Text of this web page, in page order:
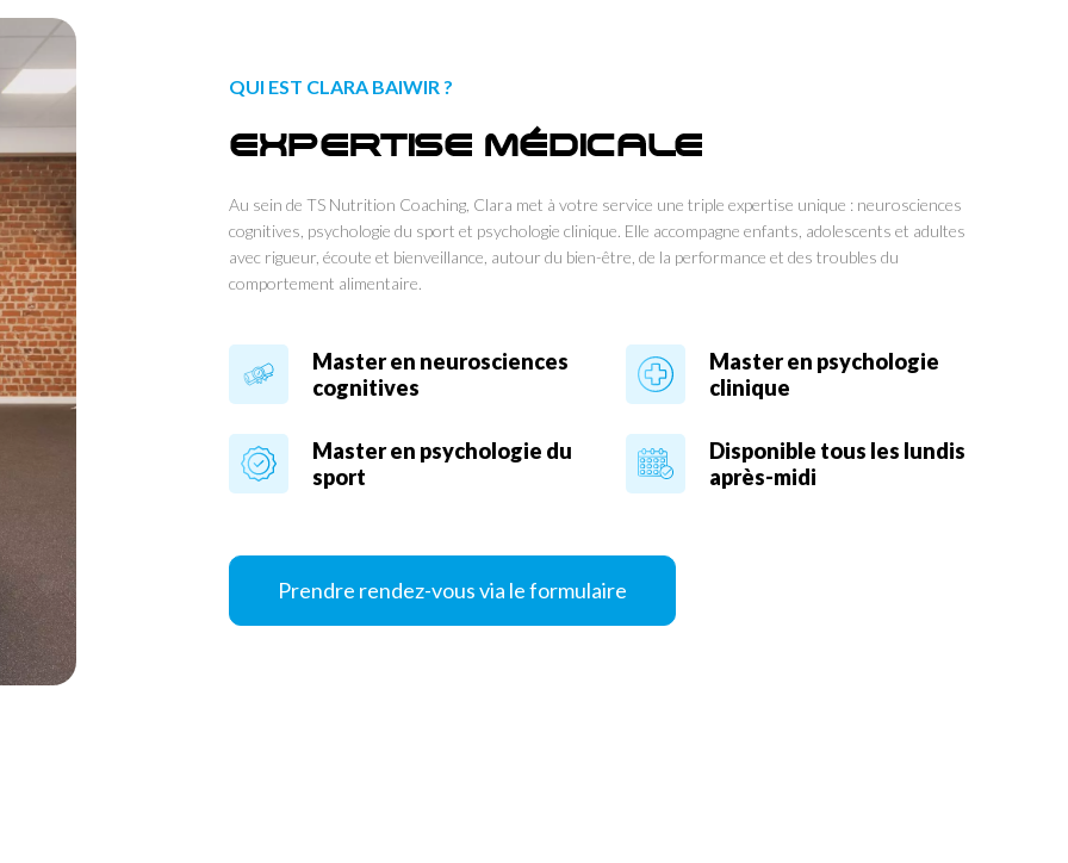
QUI EST CLARA BAIWIR ?
EXPERTISE MÉDICALE
Au sein de TS Nutrition Coaching, Clara met à votre service une triple expertise unique : neurosciences
cognitives, psychologie du sport et psychologie clinique. Elle accompagne enfants, adolescents et adultes
avec rigueur, écoute et bienveillance, autour du bien-être, de la performance et des troubles du
comportement alimentaire.
Master en neurosciences
cognitives
Master en psychologie
clinique
Master en psychologie du
sport
Disponible tous les lundis
après-midi
Prendre rendez-vous via le formulaire